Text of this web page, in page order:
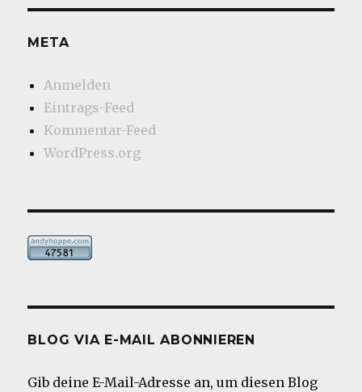
META
Anmelden
Eintrags-Feed
Kommentar-Feed
WordPress.org
BLOG VIA E-MAIL ABONNIEREN
Gib deine E-Mail-Adresse an, um diesen Blog